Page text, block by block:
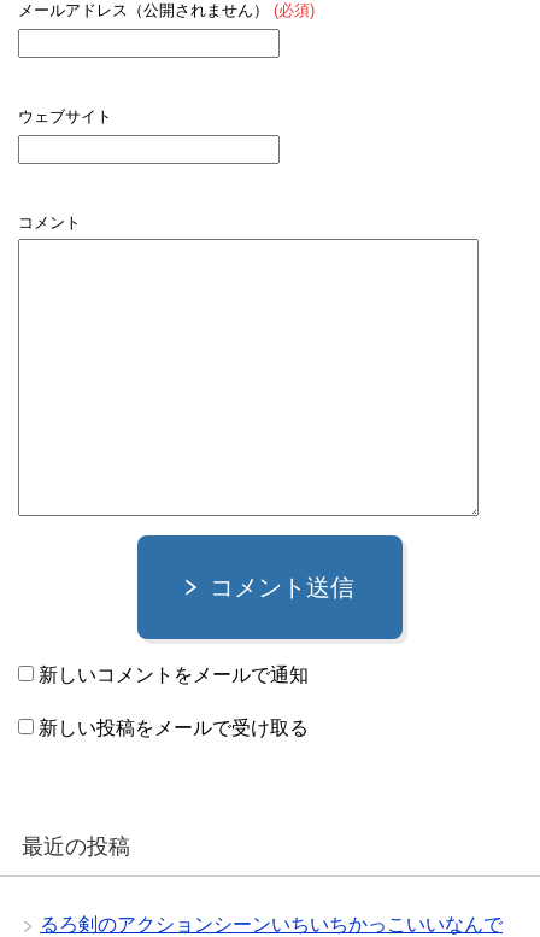
メールアドレス（公開されません） (必須)
ウェブサイト
コメント
コメント送信
新しいコメントをメールで通知
新しい投稿をメールで受け取る
最近の投稿
るろ剣のアクションシーンいちいちかっこいいなんで